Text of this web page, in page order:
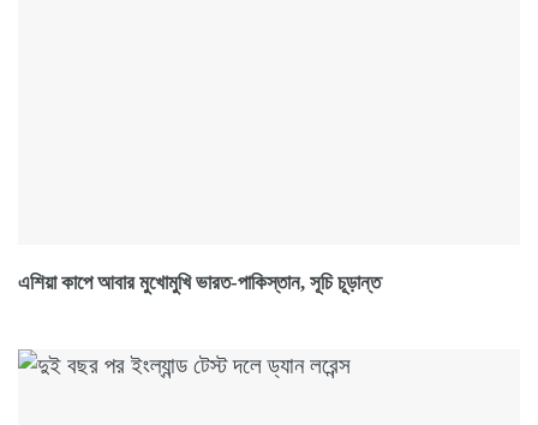
এশিয়া কাপে আবার মুখোমুখি ভারত-পাকিস্তান, সূচি চূড়ান্ত